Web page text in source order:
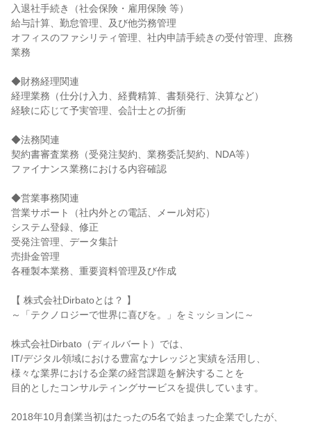
入退社手続き（社会保険・雇用保険 等）
給与計算、勤怠管理、及び他労務管理
オフィスのファシリティ管理、社内申請手続きの受付管理、庶務
業務
◆財務経理関連
経理業務（仕分け入力、経費精算、書類発行、決算など）
経験に応じて予実管理、会計士との折衝
◆法務関連
契約書審査業務（受発注契約、業務委託契約、NDA等）
ファイナンス業務における内容確認
◆営業事務関連
営業サポート（社内外との電話、メール対応）
システム登録、修正
受発注管理、データ集計
売掛金管理
各種製本業務、重要資料管理及び作成
【 株式会社Dirbatoとは？ 】
～「テクノロジーで世界に喜びを。」をミッションに～
株式会社Dirbato（ディルバート）では、
IT/デジタル領域における豊富なナレッジと実績を活用し、
様々な業界における企業の経営課題を解決することを
目的としたコンサルティングサービスを提供しています。
2018年10月創業当初はたったの5名で始まった企業でしたが、